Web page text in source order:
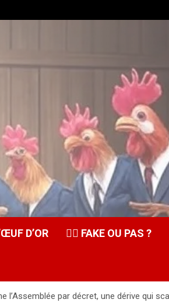
D’OR 🕵️‍♂️ FAKE OU PAS ?
l’Assemblée par décret, une dérive qui